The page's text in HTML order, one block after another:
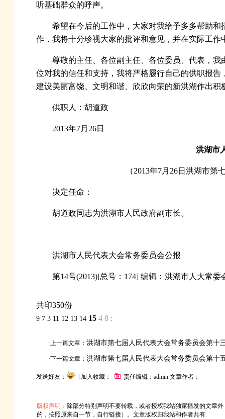
听基础群众的呼声。
希望在今后的工作中，大家对我给予多多帮助
作，我将十分珍视大家的批评和意见，并在实际工
尊敬的主任、各位副主任、各位委员、代表，
位对我的信任和支持，我将严格履行自己的供职报
建设美丽富饶、文明和谐、欣欣向荣的新洪湖作出积
供职人：胡道政
2013年7月26日
洪湖市
（2013年7月26日洪湖市
决定任命：
胡道政同志为洪湖市人民政府副市长。
洪湖市人民代表大会常务委员会公报
第14号(2013)[总号：174] 编辑：洪湖市人大常委
共印350份
9 7 3 11 12 13 14 15 4 8 :
·上一篇文章： 洪湖市第七届人民代表大会常务委员会第十
·下一篇文章： 洪湖市第七届人民代表大会常务委员会第十
发送好友： | 加入收藏： 责任编辑：admin 文章作者：
版权声明： 除部分特别声明不要转载，或者授权我站独家播发的文章
的，按照原来自一节，自行链接）。文章版权归我站和作者共有.